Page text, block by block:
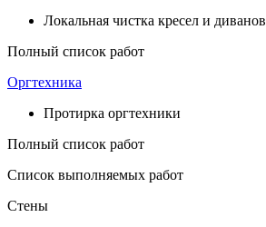
Локальная чистка кресел и диванов
Полный список работ
Оргтехника
Протирка оргтехники
Полный список работ
Список выполняемых работ
Стены